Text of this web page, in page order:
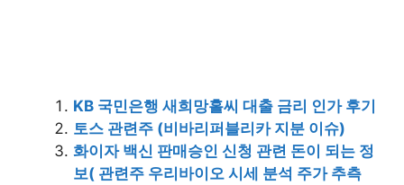
KB 국민은행 새희망홀씨 대출 금리 인가 후기
토스 관련주 (비바리퍼블리카 지분 이슈)
화이자 백신 판매승인 신청 관련 돈이 되는 정
보( 관련주 우리바이오 시세 분석 주가 추측